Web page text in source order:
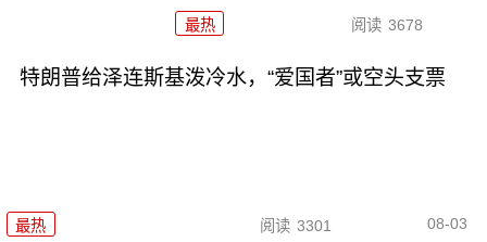
最热 阅读 3678
特朗普给泽连斯基泼冷水，“爱国者”或空头支票
最热 阅读 3301 08-03